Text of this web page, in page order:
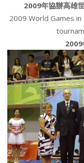
2009年協辦高雄
2009 World Games in
2009